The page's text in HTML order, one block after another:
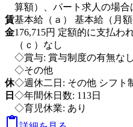
賃
金
算額）、パート求人の場合
基本給（ａ） 基本給（月
176,715円 定額的に支払わ
（ｃ）なし
◇賞与: 賞与制度の有無なし
休
日
◇その他
◇週休二日: その他 シフト
◇年間休日数: 113日
◇育児休業: あり
